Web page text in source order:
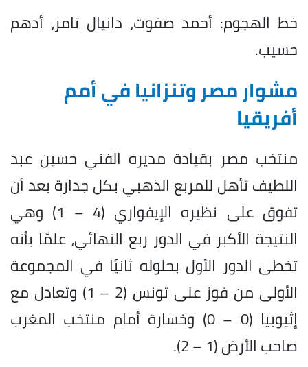
خط الهجوم: أحمد صفوت، دانيال تامر، أدهم
حسيب.
مشوار مصر وتنزانيا في أمم
أفريقيا
منتخب مصر بقيادة مديره الفني حسين عبد
اللطيف تأهل للمربع الذهبي بكل جدارة بعد أن
تفوق على نظيره الإيفواري (4 – 1) وهي
النتيجة الأكبر في الدور ربع النهائي، علمًا بأنه
تخطى الدور الأول بحلوله ثانيًا في المجموعة
الأولى من فوز على تونس (2 – 1) وتعادل مع
إثيوبيا (0 – 0) وخسارة أمام منتخب المغرب
صاحب الأرض (1 – 2).